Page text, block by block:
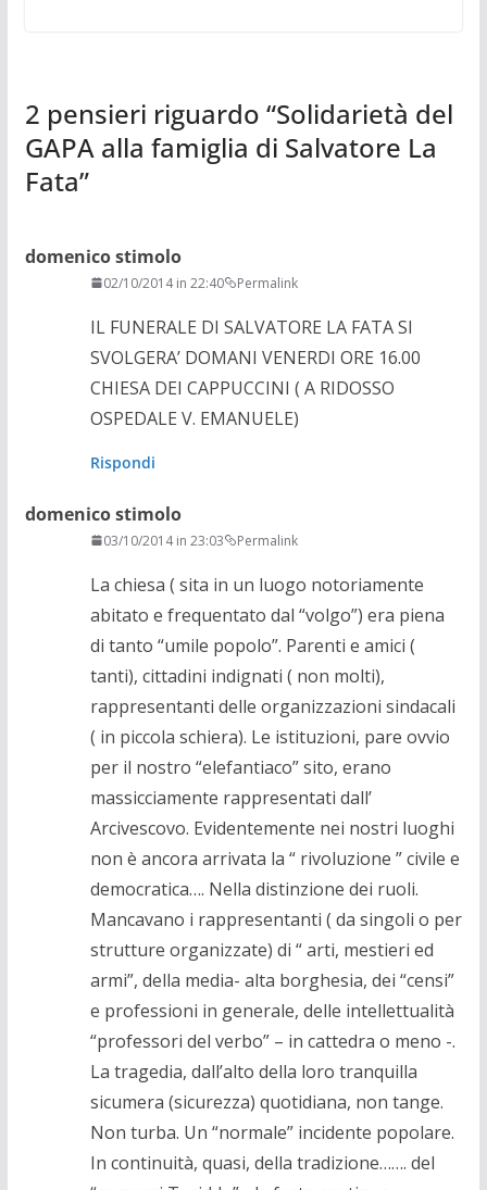
2 pensieri riguardo “Solidarietà del
GAPA alla famiglia di Salvatore La
Fata”
domenico stimolo
02/10/2014 in 22:40 Permalink
IL FUNERALE DI SALVATORE LA FATA SI
SVOLGERA’ DOMANI VENERDI ORE 16.00
CHIESA DEI CAPPUCCINI ( A RIDOSSO
OSPEDALE V. EMANUELE)
Rispondi
domenico stimolo
03/10/2014 in 23:03 Permalink
La chiesa ( sita in un luogo notoriamente
abitato e frequentato dal “volgo”) era piena
di tanto “umile popolo”. Parenti e amici (
tanti), cittadini indignati ( non molti),
rappresentanti delle organizzazioni sindacali
( in piccola schiera). Le istituzioni, pare ovvio
per il nostro “elefantiaco” sito, erano
massicciamente rappresentati dall’
Arcivescovo. Evidentemente nei nostri luoghi
non è ancora arrivata la “ rivoluzione ” civile e
democratica…. Nella distinzione dei ruoli.
Mancavano i rappresentanti ( da singoli o per
strutture organizzate) di “ arti, mestieri ed
armi”, della media- alta borghesia, dei “censi”
e professioni in generale, delle intellettualità
“professori del verbo” – in cattedra o meno -.
La tragedia, dall’alto della loro tranquilla
sicumera (sicurezza) quotidiana, non tange.
Non turba. Un “normale” incidente popolare.
In continuità, quasi, della tradizione……. del